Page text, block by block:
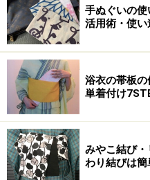
・春疾風（はるはやて）
春先に吹く激しい風。
・花風（はなかぜ）
桜の花の盛りに吹く風。
す。
・花嵐（はなあらし）
手ぬぐいの
活用術・使い
浴衣の帯板
単着付け
みやこ結び
わり結びは